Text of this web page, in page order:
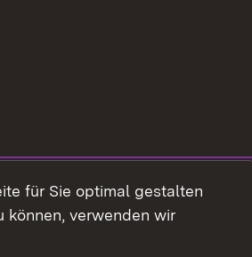
für Sie optimal gestalten
können, verwenden wir